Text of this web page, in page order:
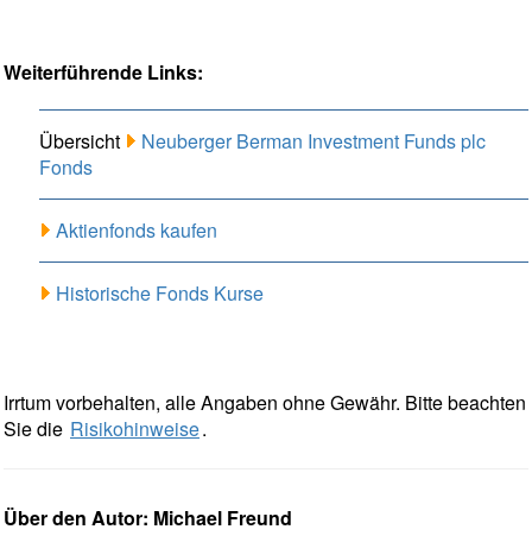
Weiterführende Links:
Übersicht
Neuberger Berman Investment Funds plc
Fonds
Aktienfonds kaufen
Historische Fonds Kurse
Irrtum vorbehalten, alle Angaben ohne Gewähr. Bitte beachten
Sie die Risikohinweise.
Über den Autor: Michael Freund